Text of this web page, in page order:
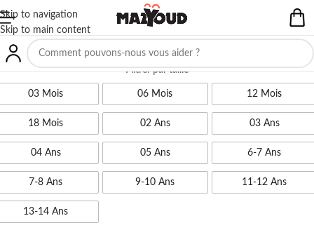
Skip to navigation
Skip to main content
Filtrer par taille
03 Mois 06 Mois 12 Mois
18 Mois 02 Ans 03 Ans
04 Ans 05 Ans 6-7 Ans
7-8 Ans 9-10 Ans 11-12 Ans
13-14 Ans